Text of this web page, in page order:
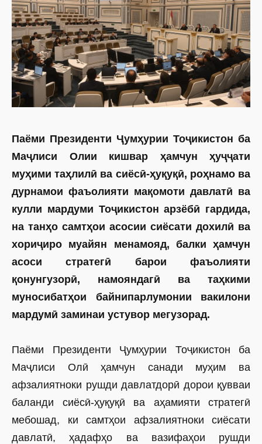
Паёми Президенти Ҷумҳурии Тоҷикистон ба
Маҷлиси Олии кишвар ҳамчун ҳуҷҷати
муҳими таҳлилӣ ва сиёсӣ-ҳуқуқӣ, роҳнамо ва
дурнамои фаъолияти мақомоти давлатӣ ва
кулли мардуми Тоҷикистон арзёбӣ гардида,
на танҳо самтҳои асосии сиёсати дохилӣ ва
хориҷиро муайян менамояд, балки ҳамчун
асоси стратегӣ барои фаъолияти
қонунгузорӣ, намояндагӣ ва таҳкими
муносибатҳои байнипарлумонии вакилони
мардумӣ заминаи устувор мегузорад.
Паёми Президенти Ҷумҳурии Тоҷикистон ба
Маҷлиси Олӣ ҳамчун санади муҳим ва
афзалиятноки рушди давлатдорӣ дорои қувваи
баланди сиё­сӣ-ҳуқуқӣ ва аҳамияти стратегӣ
мебошад, ки самтҳои афзалиятноки сиёсати
давлатӣ, ҳадафҳо ва вазифаҳои рушди